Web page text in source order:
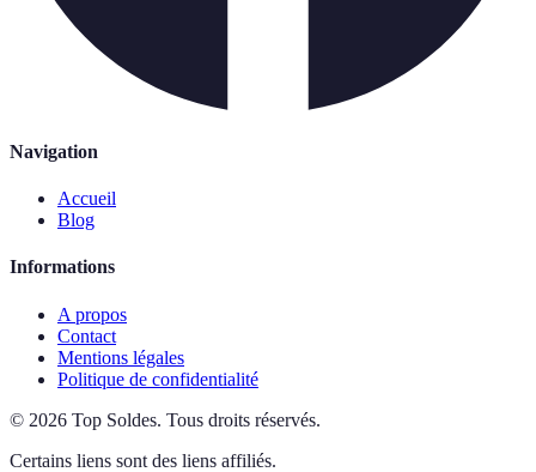
Navigation
Accueil
Blog
Informations
A propos
Contact
Mentions légales
Politique de confidentialité
© 2026 Top Soldes. Tous droits réservés.
Certains liens sont des liens affiliés.